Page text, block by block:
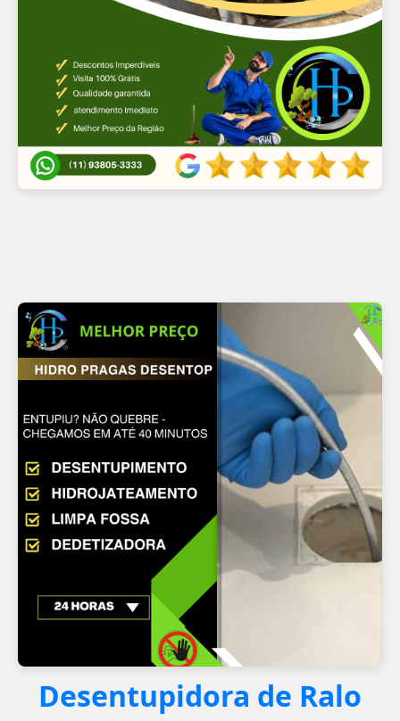
Desentupidora de Ralo